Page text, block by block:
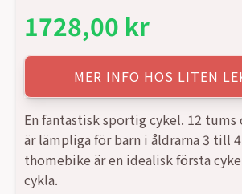
1728,00 kr
MER INFO HOS LITEN
En fantastisk sportig cykel. 12 tums
är lämpliga för barn i åldrarna 3 till
thomebike är en idealisk första
cykla.